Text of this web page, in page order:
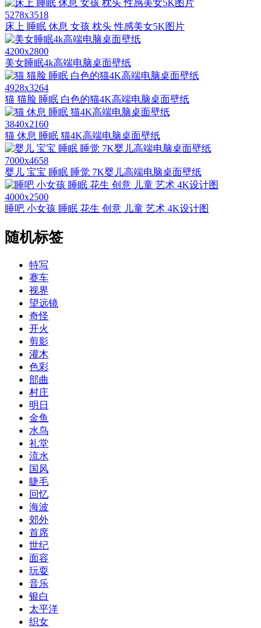
5278x3518
床上 睡眠 休息 女孩 枕头 性感美女5K图片
4200x2800
美女睡眠4k高端电脑桌面壁纸
4928x3264
猫 猫脸 睡眠 白色的猫4K高端电脑桌面壁纸
3840x2160
猫 休息 睡眠 猫4K高端电脑桌面壁纸
7000x4658
婴儿 宝宝 睡眠 睡觉 7K婴儿高端电脑桌面壁纸
4000x2500
睡吧 小女孩 睡眠 花生 创意 儿童 艺术 4K设计图
随机标签
特写
赛车
视界
望远镜
奇怪
开火
剪影
灌木
色彩
部曲
村庄
明日
金鱼
水鸟
礼堂
流水
国风
睫毛
回忆
海波
郊外
首席
世纪
面容
玩耍
音乐
银白
太平洋
织女